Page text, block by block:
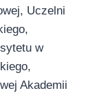
Uczelni
w
Akademii